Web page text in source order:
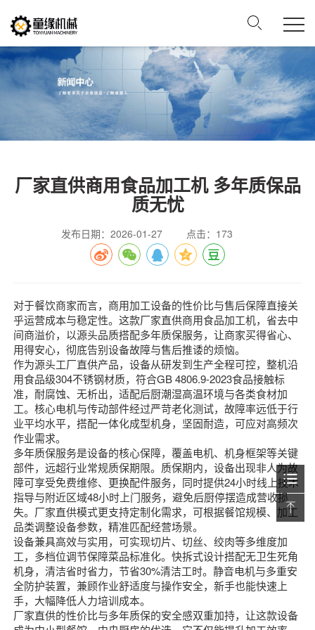
厂家直供商用食品加工机 多年质保品
质无忧
发布日期：2026-01-27 点击：173
对于餐饮商家而言，商用加工设备的性价比与售后保障直接关
乎运营成本与稳定性。这款厂家直供商用食品加工机，省去中
间商溢价，以源头品质搭配多年质保服务，让商家买得省心、
用得安心，彻底告别设备故障与售后推诿的烦恼。
作为源头工厂直供产品，设备从研发到生产全程可控，整机沿
用食品级304不锈钢材质，符合GB 4806.9-2023食品接触标
准，耐腐蚀、无析出，适配后厨潮湿高温环境与各类食材加
工。核心电机与传动部件经过严苛老化测试，故障率远低于行
业平均水平，搭配一体化成型机身，坚固耐造，可应对高频次
作业需求。
多年质保服务是设备的核心保障，覆盖电机、机身框架等关键
部件，远超行业常规质保期限。质保期内，设备出现非人为故
障可享受免费维修、更换配件服务，同时提供24小时线上技术
指导与附近区域48小时上门服务，避免后厨停摆造成营收损
失。厂家直供模式更支持定制化需求，可根据餐馆规模、加工
品类调整设备参数，精准匹配经营场景。
设备兼具高效与实用，可实现切片、切丝、绞肉等多维度加
工，多档位调节保障菜品标准化。快拆式设计搭配无卫生死角
机身，清洁省时省力，节省30%清洁工时。静音电机与多重安
全防护装置，兼顾作业舒适度与操作安全，新手也能快速上
手，大幅降低人力培训成本。
厂家直供的性价比与多年质保的安全感双重加持，让这款设备